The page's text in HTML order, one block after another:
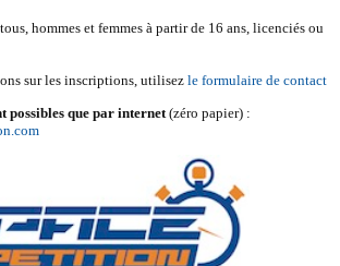
hommes et femmes à partir de 16 ans, licenciés ou
sur les inscriptions, utilisezle formulaire de contact
possibles que par internet(zéro papier) :